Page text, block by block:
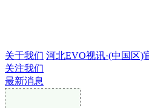
关于我们 河北EVO视讯·(中国区)
关注我们
最新消息